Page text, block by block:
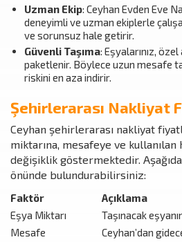
Uzman Ekip: Ceyhan Evden Eve
deneyimli ve uzman ekiplerle
ve sorunsuz hale getirir.
Güvenli Taşıma: Eşyalarınız,
paketlenir. Böylece uzun mesafe
riskini en aza indirir.
Şehirlerarası Nakliyat
Ceyhan şehirlerarası nakliyat
miktarına, mesafeye ve
değişiklik göstermektedir.
önünde bulundurabilirsiniz:
Faktör
Açıklama
Eşya Miktarı
Taşınacak
Mesafe
Ceyhan’dan